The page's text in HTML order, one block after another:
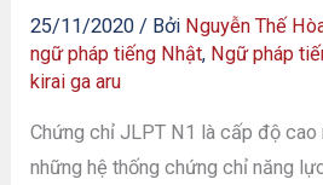
25/11/2020 / Bởi Nguyễn Thế
ngữ pháp tiếng Nhật, Ngữ pháp
kirai ga aru
Chứng chỉ JLPT N1 là cấp độ cao
những hệ thống chứng chỉ năng